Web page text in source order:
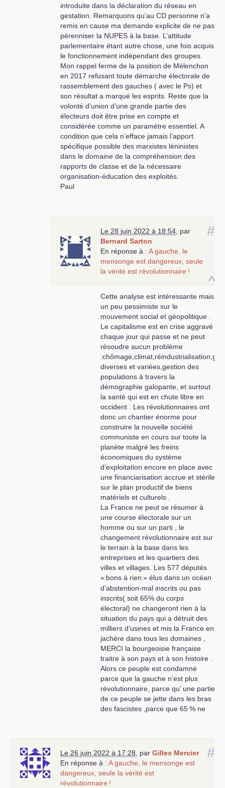
introduite dans la déclaration du réseau en
gestation. Remarquons qu’au CD personne n’a
remis en cause ma demande explicite de ne pas
pérenniser la NUPES à la base. L’attitude
parlementaire étant autre chose, une fois acquis
le fonctionnement indépendant des groupes.
Mon rappel ferme de la position de Mélenchon
en 2017 refusant toute démarche électorale de
rassemblement des gauches ( avec le Ps) et
son résultat a marqué les esprits. Reste que la
volonté d’union d’une grande partie des
électeurs doit être prise en compte et
considérée comme un paramètre essentiel. A
condition que cela n’efface jamais l’apport
spécifique possible des marxistes léninistes
dans le domaine de la compréhension des
rapports de classe et de la nécessaire
organisation-éducation des exploités.
Paul
#
^
Le 28 juin 2022 à 18:54 par
Bernard Sarton
En réponse à : A gauche, le
mensonge est dangereux, seule
la vérité est révolutionnaire !
Cette analyse est intéressante mais
un peu pessimiste sur le
mouvement social et géopolitique .
Le capitalisme est en crise aggravé
chaque jour qui passe et ne peut
résoudre aucun problème
diverses et variées,gestion des
populations à travers la
démographie galopante, et surtout
la santé qui est en chute libre en
occident . Les révolutionnaires ont
donc un chantier énorme pour
construire la nouvelle société
communiste en cours sur toute la
planète malgré les freins
économiques du système
d’exploitation encore en place avec
une financiarisation accrue et stérile
sur le plan productif de biens
matériels et culturels .
La France ne peut se résumer à
une course électorale sur un
homme ou sur un parti , le
changement révolutionnaire est sur
le terrain à la base dans les
entreprises et les quartiers des
villes et villages. Les 577 députés
« bons à rien » élus dans un océan
d’abstention-mal inscrits ou pas
inscrits( soit 65% du corps
électoral) ne changeront rien à la
situation du pays qui a détruit des
milliers d’usines et mis la France en
jachère dans tous les domaines ,
MERCI la bourgeoisie française
traitre à son pays et à son histoire .
Alors ce peuple est condamné
parce que la gauche n’est plus
révolutionnaire, parce qu’ une partie
de ce peuple se jette dans les bras
des fascistes ,parce que 65% ne
napoléoniennes,à14-18,39-45,et à
toutes les guerres coloniales du 20e
et 21 e
siècle .Les hommes
s’entretuent quand rien ne va
#
Le 26 juin 2022 à 17:28 par Gilles Mercier
En réponse à : A gauche, le mensonge est
dangereux, seule la vérité est
révolutionnaire !